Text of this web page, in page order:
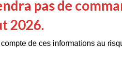
pas de
2026.
de ces informations au